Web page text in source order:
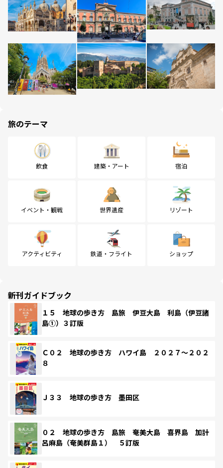
旅のテーマ
飲食 建築・アート 宿泊
イベント・観戦 世界遺産 リゾート
アクティビティ 鉄道・フライト ショップ
新刊ガイドブック
１５ 地球の歩き方 島旅 伊豆大島 利島（伊豆諸
島①）３訂版
Ｃ０２ 地球の歩き方 ハワイ島 ２０２７～２０２
８
Ｊ３３ 地球の歩き方 墨田区
０２ 地球の歩き方 島旅 奄美大島 喜界島 加計
呂麻島（奄美群島１） ５訂版